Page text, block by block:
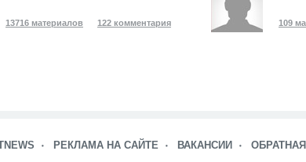
13716 материалов 122 комментария 109
РЕКЛАМА НА САЙТЕ ВАКАНСИИ